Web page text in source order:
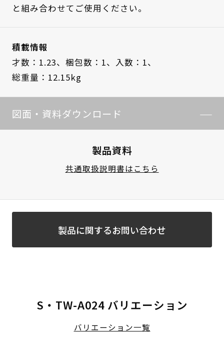
と組み合わせてご使用ください。
積載情報
才数：1.23、 梱包数：1、 入数：1、
総重量：12.15kg
図面・資料ダウンロード
製品資料
共通取扱説明書はこちら
製品に関するお問い合わせ
S・TW-A024 バリエーション
バリエーション一覧